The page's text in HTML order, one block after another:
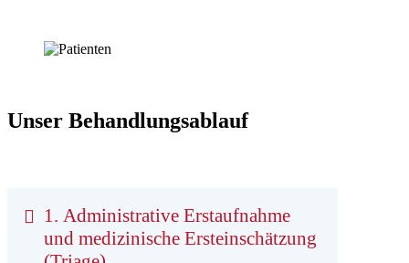
Unser Behandlungsablauf
1. Administrative Erstaufnahme
und medizinische Ersteinschätzung